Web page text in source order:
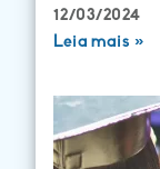
12/03/2024
Leia mais »